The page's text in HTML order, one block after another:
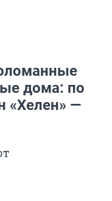
дома: по
«Хелен» —